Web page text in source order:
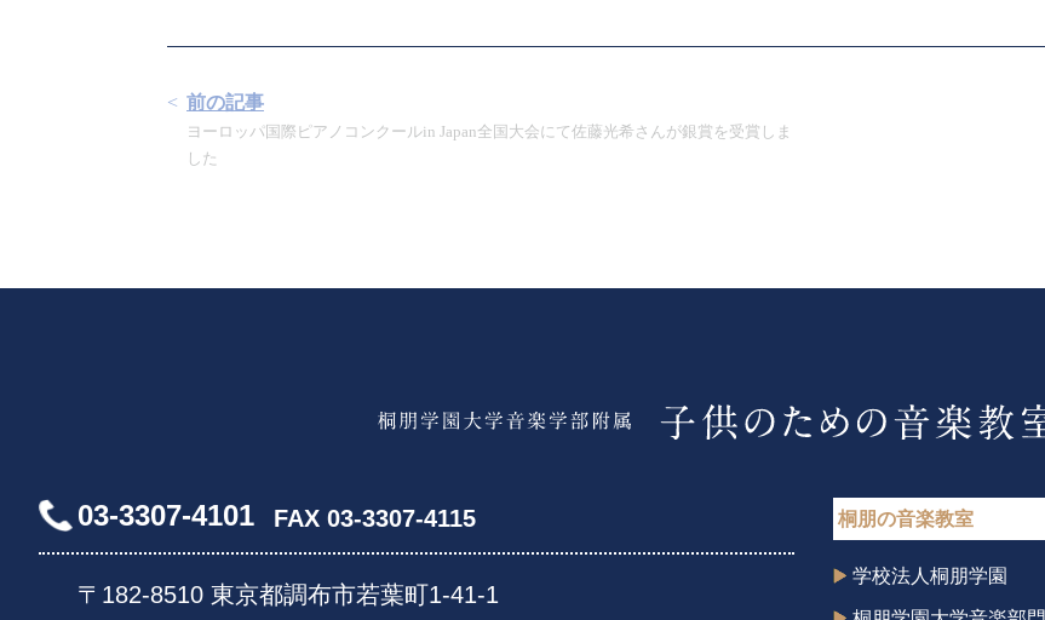
前の記事
ヨーロッパ国際ピアノコンクールin Japan全国大会にて佐藤光希さんが銀賞を受賞しま
した
03-3307-4101 FAX 03-3307-4115
〒182-8510 東京都調布市若葉町1-41-1
桐朋の音楽教室
学校法人桐朋学園